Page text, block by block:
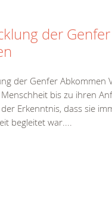
der Genfer
der Genfer Abkommen
bis zu ihren
Erkenntnis, dass sie
begleitet war....